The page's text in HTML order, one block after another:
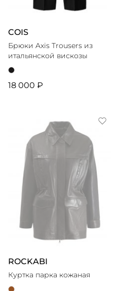
COIS
Брюки Axis Trousers из
итальянской вискозы
18 000 ₽
ROCKABI
Куртка парка кожаная